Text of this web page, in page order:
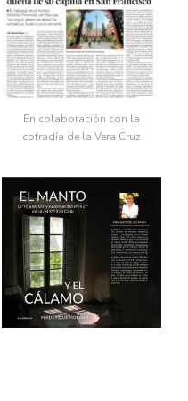
En colaboración con la
cofradía de la Vera Cruz